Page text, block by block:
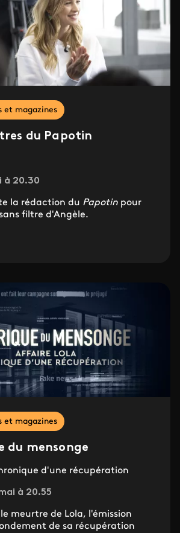
et magazines
du Papotin
à 20.30
la rédaction du Papotin pour
filtre d'Angèle.
et magazines
du mensonge
d'une récupération
à 20.55
meurtre de Lola, l'émission
de sa récupération